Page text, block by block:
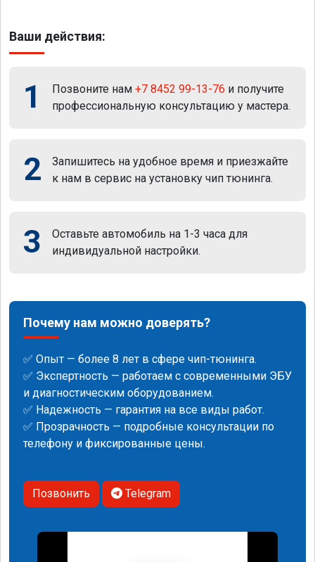
Ваши действия:
1 Позвоните нам +7 8452 99-13-76 и получите
профессиональную консультацию у мастера.
2
Запишитесь на удобное время и приезжайте
к нам в сервис на установку чип тюнинга.
3
Оставьте автомобиль на 1-3 часа для
индивидуальной настройки.
Почему нам можно доверять?
✅ Опыт — более 8 лет в сфере чип-тюнинга.
✅ Экспертность — работаем с современными ЭБУ
и диагностическим оборудованием.
✅ Надежность — гарантия на все виды работ.
✅ Прозрачность — подробные консультации по
телефону и фиксированные цены.
Позвонить Telegram